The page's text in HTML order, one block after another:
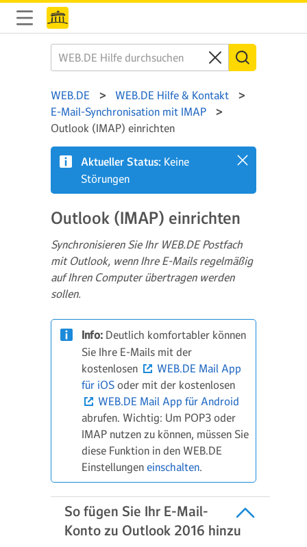
WEB.DE
WEB.DE Hilfe & Kontakt
E-Mail-Synchronisation mit IMAP
Outlook (IMAP) einrichten
Aktueller Status: Keine
Störungen
Outlook (IMAP) einrichten
Synchronisieren Sie Ihr WEB.DE Postfach
mit Outlook, wenn Ihre E-Mails regelmäßig
auf Ihren Computer übertragen werden
sollen.
Info: Deutlich komfortabler können
Sie Ihre E-Mails mit der
kostenlosen
WEB.DE Mail App
für iOS oder mit der kostenlosen
WEB.DE Mail App für Android
abrufen. Wichtig: Um POP3 oder
IMAP nutzen zu können, müssen Sie
diese Funktion in den WEB.DE
Einstellungen einschalten.
So fügen Sie Ihr E-Mail-
Konto zu Outlook 2016 hinzu